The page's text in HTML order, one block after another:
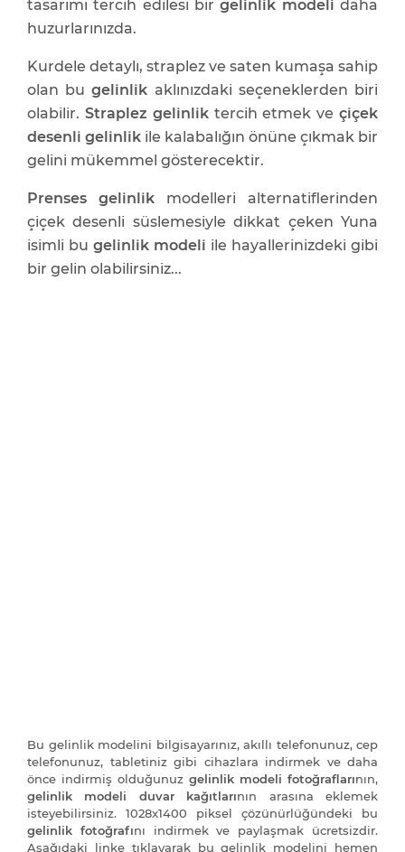
tasarımı tercih edilesi birgelinlik modeli daha
huzurlarınızda.
Kurdele detaylı, straplez ve saten kumaşa sahip
olan bugelinlik aklınızdaki seçeneklerden biri
olabilir. Straplez gelinliktercih etmek veçiçek
desenli gelinlik ile kalabalığın önüne çıkmak bir
gelini mükemmel gösterecektir.
Prenses gelinlik modelleri alternatiflerinden
çiçek desenli süslemesiyle dikkat çeken Yuna
isimli bu gelinlik modeli ile hayallerinizdeki gibi
bir gelin olabilirsiniz...
Bu gelinlik modelini bilgisayarınız, akıllı telefonunuz, cep
telefonunuz, tabletiniz gibi cihazlara indirmek ve daha
önce indirmiş olduğunuz gelinlik modeli fotoğraflarının,
gelinlik modeli duvar kağıtlarının arasına eklemek
isteyebilirsiniz. 1028x1400 piksel çözünürlüğündeki bu
gelinlik fotoğrafını indirmek ve paylaşmak ücretsizdir.
Aşağıdaki linke tıklayarak bu gelinlik modelini hemen